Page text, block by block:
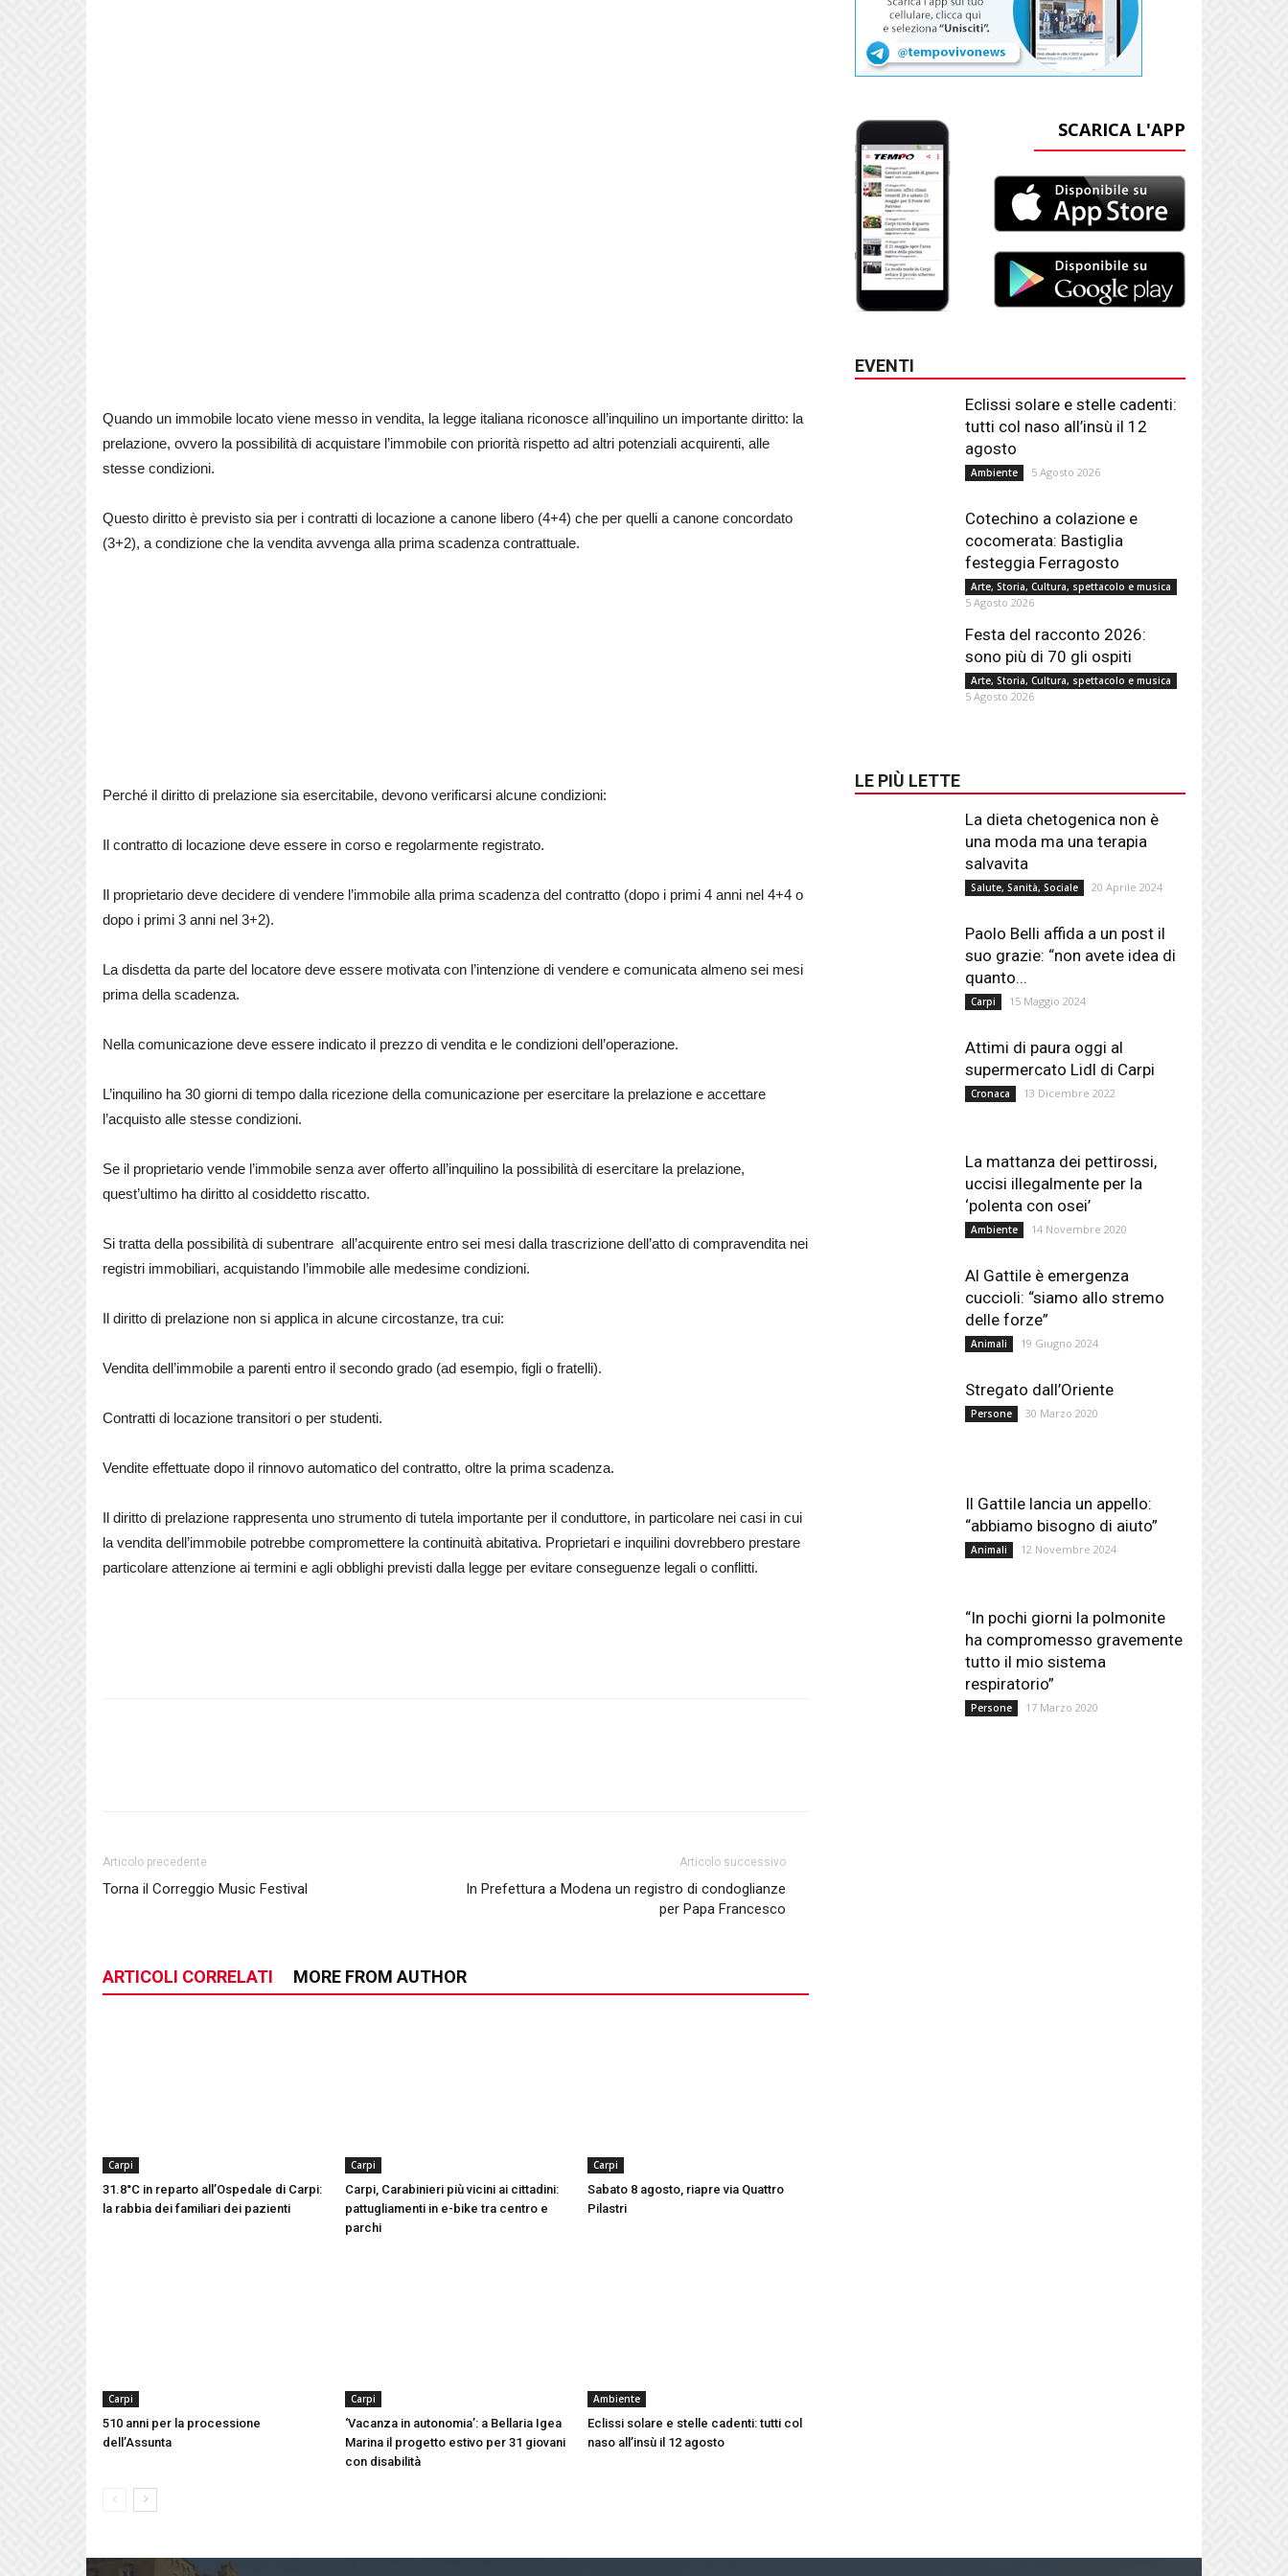
Quando un immobile locato viene messo in vendita, la legge italiana riconosce all’inquilino un importante diritto: la
prelazione, ovvero la possibilità di acquistare l’immobile con priorità rispetto ad altri potenziali acquirenti, alle
stesse condizioni.
Questo diritto è previsto sia per i contratti di locazione a canone libero (4+4) che per quelli a canone concordato
(3+2), a condizione che la vendita avvenga alla prima scadenza contrattuale.
Perché il diritto di prelazione sia esercitabile, devono verificarsi alcune condizioni:
Il contratto di locazione deve essere in corso e regolarmente registrato.
Il proprietario deve decidere di vendere l’immobile alla prima scadenza del contratto (dopo i primi 4 anni nel 4+4 o
dopo i primi 3 anni nel 3+2).
La disdetta da parte del locatore deve essere motivata con l’intenzione di vendere e comunicata almeno sei mesi
prima della scadenza.
Nella comunicazione deve essere indicato il prezzo di vendita e le condizioni dell’operazione.
L’inquilino ha 30 giorni di tempo dalla ricezione della comunicazione per esercitare la prelazione e accettare
l’acquisto alle stesse condizioni.
Se il proprietario vende l’immobile senza aver offerto all’inquilino la possibilità di esercitare la prelazione,
quest’ultimo ha diritto al cosiddetto riscatto.
Si tratta della possibilità di subentrare all’acquirente entro sei mesi dalla trascrizione dell’atto di compravendita nei
registri immobiliari, acquistando l’immobile alle medesime condizioni.
Il diritto di prelazione non si applica in alcune circostanze, tra cui:
Vendita dell’immobile a parenti entro il secondo grado (ad esempio, figli o fratelli).
Contratti di locazione transitori o per studenti.
Vendite effettuate dopo il rinnovo automatico del contratto, oltre la prima scadenza.
Il diritto di prelazione rappresenta uno strumento di tutela importante per il conduttore, in particolare nei casi in cui
la vendita dell’immobile potrebbe compromettere la continuità abitativa. Proprietari e inquilini dovrebbero prestare
particolare attenzione ai termini e agli obblighi previsti dalla legge per evitare conseguenze legali o conflitti.
Articolo precedente
Torna il Correggio Music Festival
Articolo successivo
In Prefettura a Modena un registro di condoglianze
per Papa Francesco
ARTICOLI CORRELATI MORE FROM AUTHOR
Carpi
31.8°C in reparto all’Ospedale di Carpi:
la rabbia dei familiari dei pazienti
Carpi
Carpi, Carabinieri più vicini ai cittadini:
pattugliamenti in e-bike tra centro e
parchi
Carpi
Sabato 8 agosto, riapre via Quattro
Pilastri
Carpi
510 anni per la processione
dell’Assunta
Carpi
‘Vacanza in autonomia’: a Bellaria Igea
Marina il progetto estivo per 31 giovani
con disabilità
Ambiente
Eclissi solare e stelle cadenti: tutti col
naso all’insù il 12 agosto
SCARICA L'APP
EVENTI
Eclissi solare e stelle cadenti:
tutti col naso all’insù il 12
agosto
Ambiente 5 Agosto 2026
Cotechino a colazione e
cocomerata: Bastiglia
festeggia Ferragosto
Arte, Storia, Cultura, spettacolo e musica
5 Agosto 2026
Festa del racconto 2026:
sono più di 70 gli ospiti
Arte, Storia, Cultura, spettacolo e musica
5 Agosto 2026
LE PIÙ LETTE
La dieta chetogenica non è
una moda ma una terapia
salvavita
Salute, Sanità, Sociale 20 Aprile 2024
Paolo Belli affida a un post il
suo grazie: “non avete idea di
quanto...
Carpi 15 Maggio 2024
Attimi di paura oggi al
supermercato Lidl di Carpi
Cronaca 13 Dicembre 2022
La mattanza dei pettirossi,
uccisi illegalmente per la
‘polenta con osei’
Ambiente 14 Novembre 2020
Al Gattile è emergenza
cuccioli: “siamo allo stremo
delle forze”
Animali 19 Giugno 2024
Stregato dall’Oriente
Persone 30 Marzo 2020
Il Gattile lancia un appello:
“abbiamo bisogno di aiuto”
Animali 12 Novembre 2024
“In pochi giorni la polmonite
ha compromesso gravemente
tutto il mio sistema
respiratorio”
Persone 17 Marzo 2020